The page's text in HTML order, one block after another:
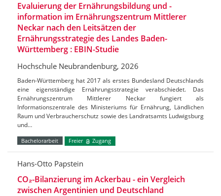
Evaluierung der Ernährungsbildung und -
information im Ernährungszentrum Mittlerer
Neckar nach den Leitsätzen der
Ernährungsstrategie des Landes Baden-
Württemberg : EBIN-Studie
Hochschule Neubrandenburg, 2026
Baden-Württemberg hat 2017 als erstes Bundesland Deutschlands
eine eigenständige Ernährungsstrategie verabschiedet. Das
Ernährungszentrum Mittlerer Neckar fungiert als
Informationszentrale des Ministeriums für Ernährung, Ländlichen
Raum und Verbraucherschutz sowie des Landratsamts Ludwigsburg
und…
Bachelorarbeit Freier Zugang
Hans-Otto Papstein
CO₂-Bilanzierung im Ackerbau - ein Vergleich
zwischen Argentinien und Deutschland